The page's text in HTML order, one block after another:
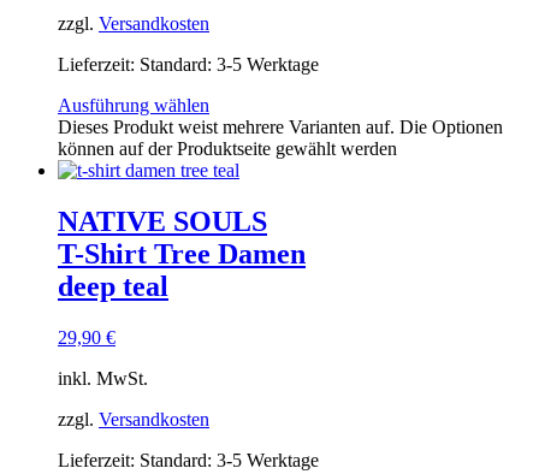
zzgl. Versandkosten
Lieferzeit: Standard: 3-5 Werktage
Ausführung wählen
Dieses Produkt weist mehrere Varianten auf. Die Optionen
können auf der Produktseite gewählt werden
NATIVE SOULS
T-Shirt Tree Damen
deep teal
29,90 €
inkl. MwSt.
zzgl. Versandkosten
Lieferzeit: Standard: 3-5 Werktage